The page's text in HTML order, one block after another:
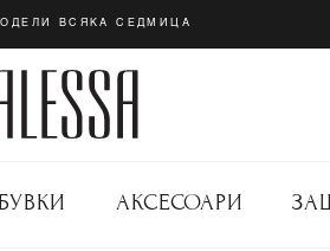
ВСЯКА СЕДМИЦА
АКСЕСОАРИ